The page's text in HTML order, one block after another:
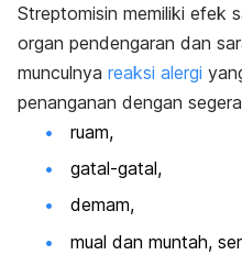
Streptomisin memiliki efek
organ pendengaran dan
munculnya reaksi alergi
penanganan dengan
ruam,
gatal-gatal,
demam,
mual dan muntah,